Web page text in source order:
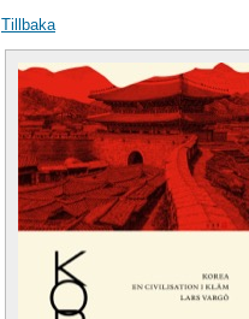
Tillbaka